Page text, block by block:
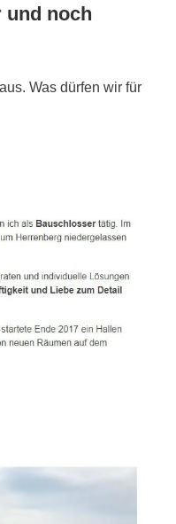
und noch
Was dürfen wir für